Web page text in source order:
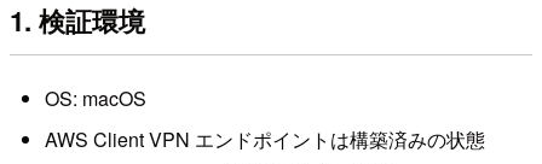
1. 検証環境
OS: macOS
AWS Client VPN エンドポイントは構築済みの状態